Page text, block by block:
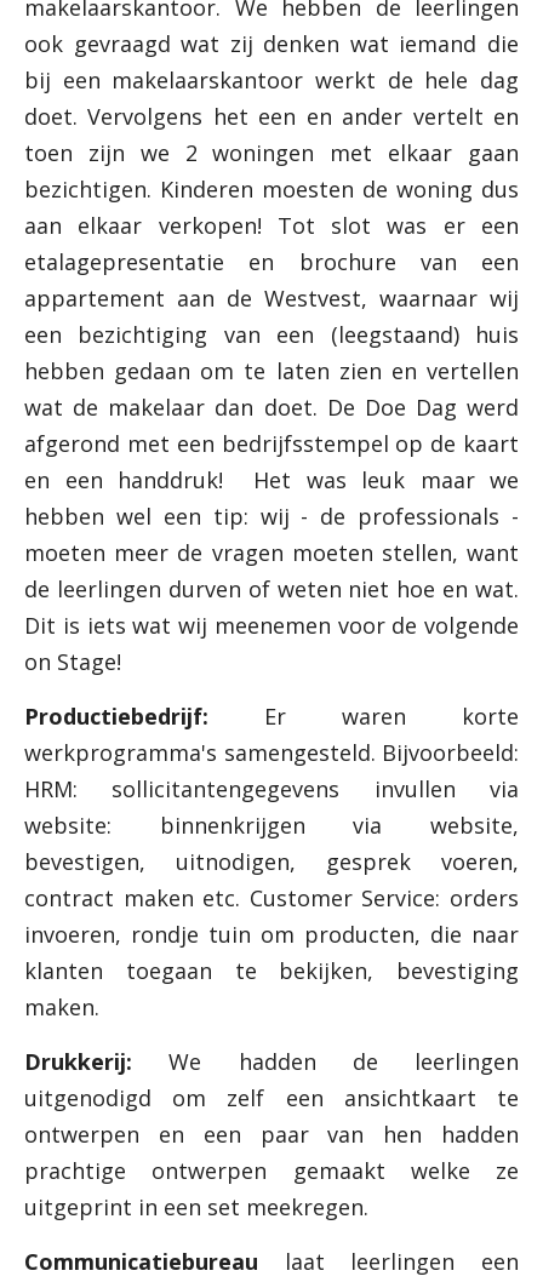
makelaarskantoor. We hebben de leerlingen
ook gevraagd wat zij denken wat iemand die
bij een makelaarskantoor werkt de hele dag
doet. Vervolgens het een en ander vertelt en
toen zijn we 2 woningen met elkaar gaan
bezichtigen. Kinderen moesten de woning dus
aan elkaar verkopen! Tot slot was er een
etalagepresentatie en brochure van een
appartement aan de Westvest, waarnaar wij
een bezichtiging van een (leegstaand) huis
hebben gedaan om te laten zien en vertellen
wat de makelaar dan doet. De Doe Dag werd
afgerond met een bedrijfsstempel op de kaart
en een handdruk! Het was leuk maar we
hebben wel een tip: wij - de professionals -
moeten meer de vragen moeten stellen, want
de leerlingen durven of weten niet hoe en wat.
Dit is iets wat wij meenemen voor de volgende
on Stage!
Productiebedrijf: Er waren korte
werkprogramma's samengesteld. Bijvoorbeeld:
HRM: sollicitantengegevens invullen via
website: binnenkrijgen via website,
bevestigen, uitnodigen, gesprek voeren,
contract maken etc. Customer Service: orders
invoeren, rondje tuin om producten, die naar
klanten toegaan te bekijken, bevestiging
maken.
Drukkerij: We hadden de leerlingen
uitgenodigd om zelf een ansichtkaart te
ontwerpen en een paar van hen hadden
prachtige ontwerpen gemaakt welke ze
uitgeprint in een set meekregen.
Communicatiebureau laat leerlingen een